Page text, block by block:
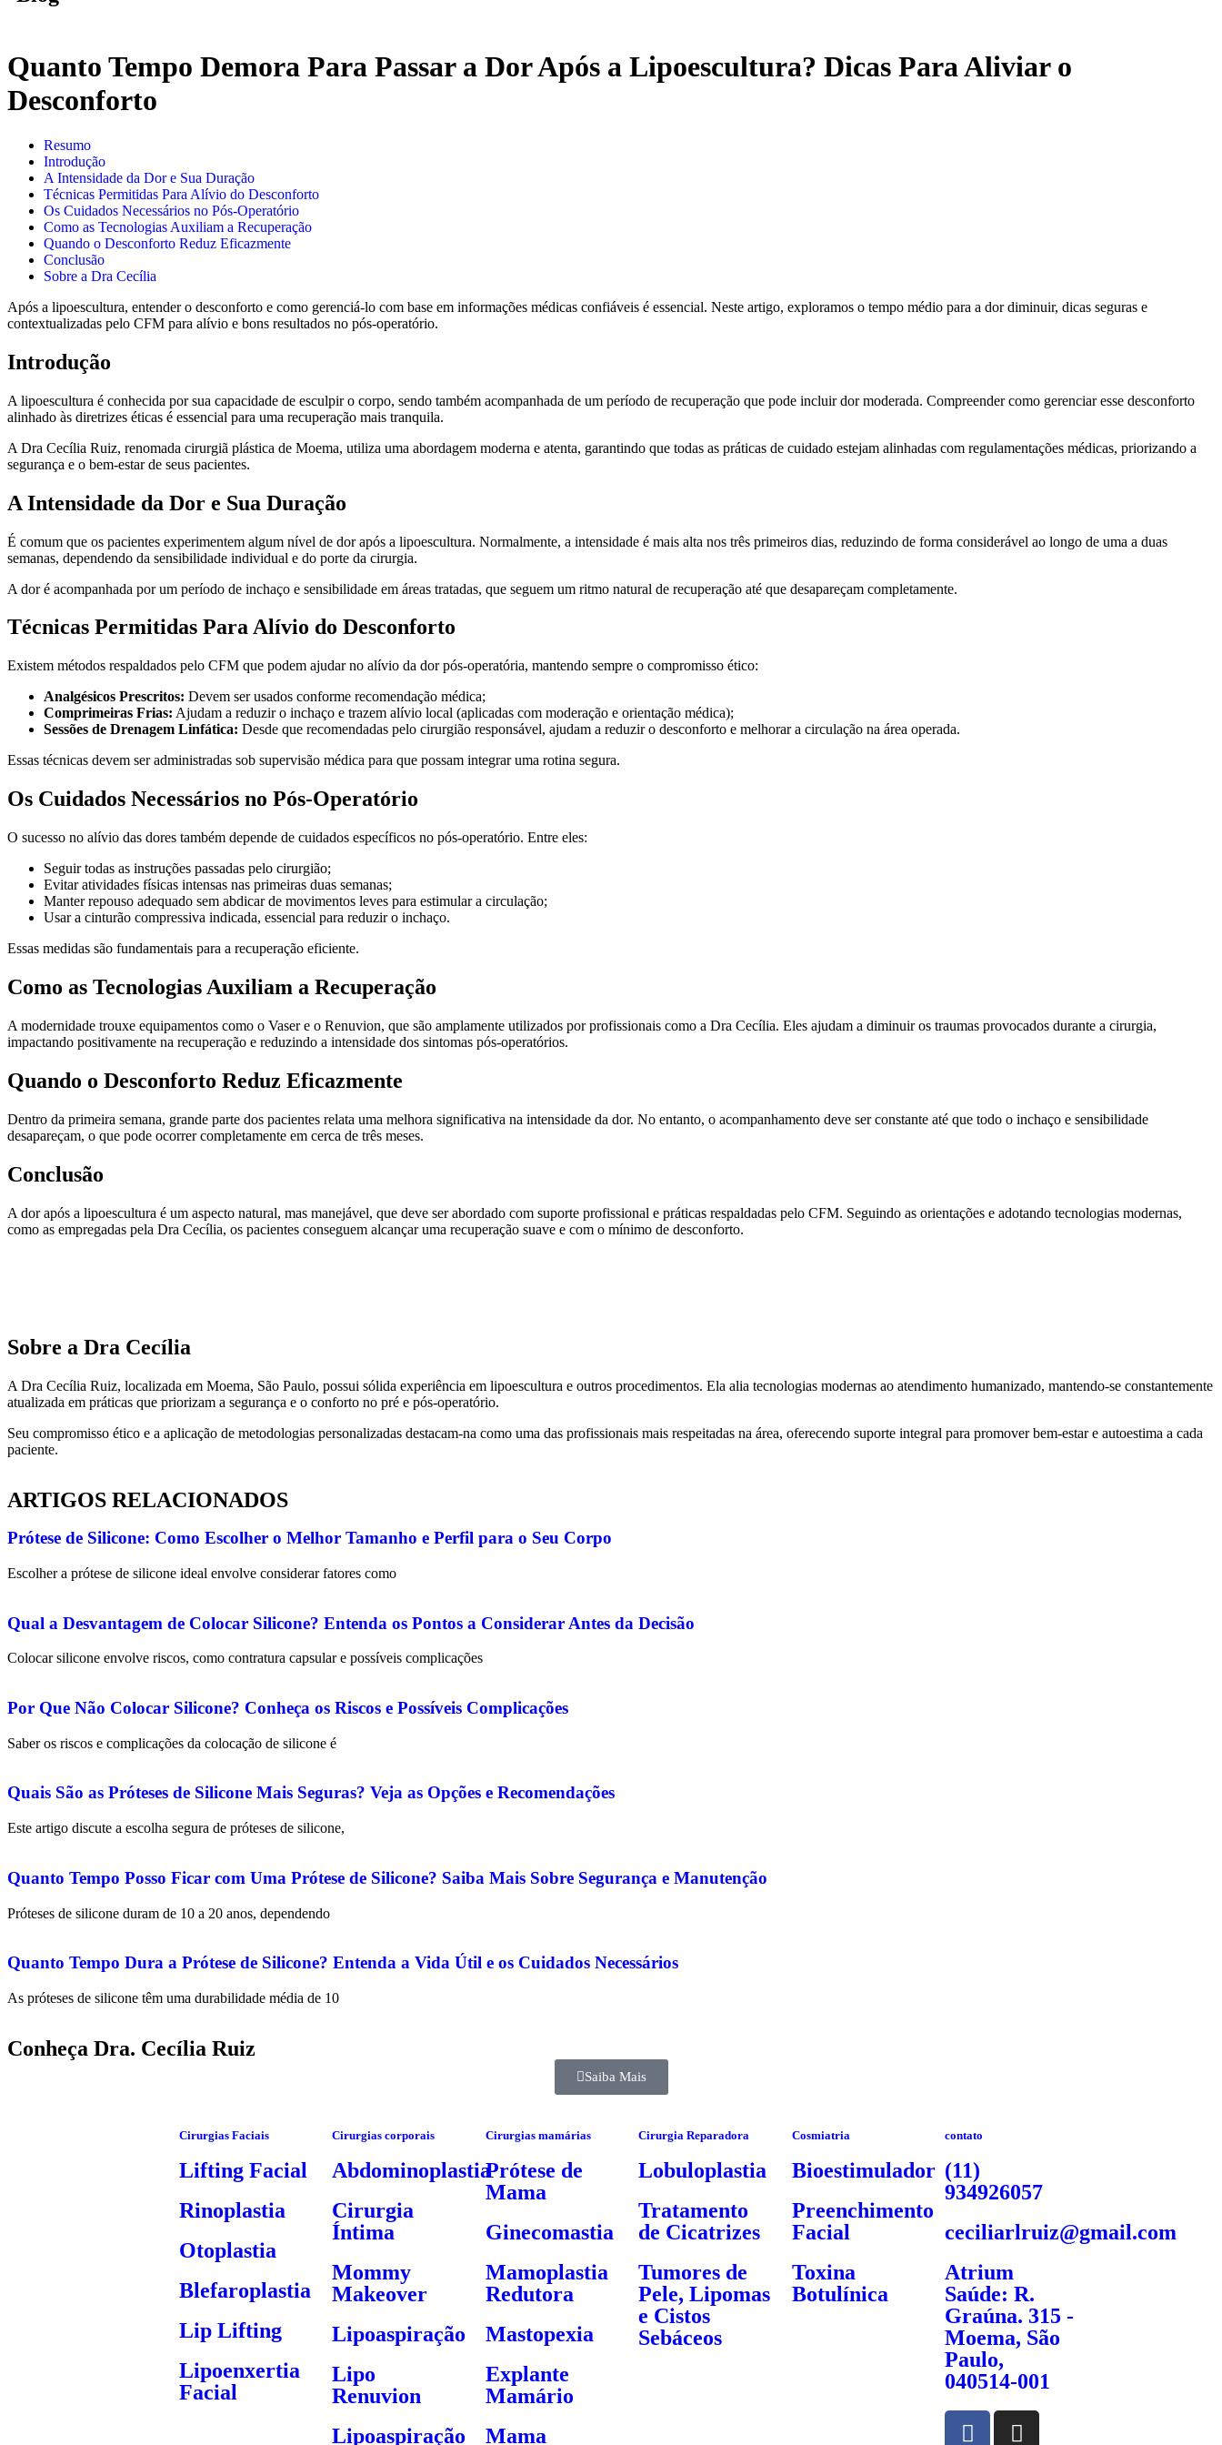
Quanto Tempo Demora Para Passar a Dor Após a Lipoescultura? Dicas Para Aliviar o
Desconforto
Resumo
Introdução
A Intensidade da Dor e Sua Duração
Técnicas Permitidas Para Alívio do Desconforto
Os Cuidados Necessários no Pós-Operatório
Como as Tecnologias Auxiliam a Recuperação
Quando o Desconforto Reduz Eficazmente
Conclusão
Sobre a Dra Cecília
Após a lipoescultura, entender o desconforto e como gerenciá-lo com base em informações médicas confiáveis é essencial. Neste artigo, exploramos o tempo médio para a dor diminuir, dicas seguras e
contextualizadas pelo CFM para alívio e bons resultados no pós-operatório.
Introdução
A lipoescultura é conhecida por sua capacidade de esculpir o corpo, sendo também acompanhada de um período de recuperação que pode incluir dor moderada. Compreender como gerenciar esse desconforto
alinhado às diretrizes éticas é essencial para uma recuperação mais tranquila.
A Dra Cecília Ruiz, renomada cirurgiã plástica de Moema, utiliza uma abordagem moderna e atenta, garantindo que todas as práticas de cuidado estejam alinhadas com regulamentações médicas, priorizando a
segurança e o bem-estar de seus pacientes.
A Intensidade da Dor e Sua Duração
É comum que os pacientes experimentem algum nível de dor após a lipoescultura. Normalmente, a intensidade é mais alta nos três primeiros dias, reduzindo de forma considerável ao longo de uma a duas
semanas, dependendo da sensibilidade individual e do porte da cirurgia.
A dor é acompanhada por um período de inchaço e sensibilidade em áreas tratadas, que seguem um ritmo natural de recuperação até que desapareçam completamente.
Técnicas Permitidas Para Alívio do Desconforto
Existem métodos respaldados pelo CFM que podem ajudar no alívio da dor pós-operatória, mantendo sempre o compromisso ético:
Analgésicos Prescritos: Devem ser usados conforme recomendação médica;
Comprimeiras Frias: Ajudam a reduzir o inchaço e trazem alívio local (aplicadas com moderação e orientação médica);
Sessões de Drenagem Linfática: Desde que recomendadas pelo cirurgião responsável, ajudam a reduzir o desconforto e melhorar a circulação na área operada.
Essas técnicas devem ser administradas sob supervisão médica para que possam integrar uma rotina segura.
Os Cuidados Necessários no Pós-Operatório
O sucesso no alívio das dores também depende de cuidados específicos no pós-operatório. Entre eles:
Seguir todas as instruções passadas pelo cirurgião;
Evitar atividades físicas intensas nas primeiras duas semanas;
Manter repouso adequado sem abdicar de movimentos leves para estimular a circulação;
Usar a cinturão compressiva indicada, essencial para reduzir o inchaço.
Essas medidas são fundamentais para a recuperação eficiente.
Como as Tecnologias Auxiliam a Recuperação
A modernidade trouxe equipamentos como o Vaser e o Renuvion, que são amplamente utilizados por profissionais como a Dra Cecília. Eles ajudam a diminuir os traumas provocados durante a cirurgia,
impactando positivamente na recuperação e reduzindo a intensidade dos sintomas pós-operatórios.
Quando o Desconforto Reduz Eficazmente
Dentro da primeira semana, grande parte dos pacientes relata uma melhora significativa na intensidade da dor. No entanto, o acompanhamento deve ser constante até que todo o inchaço e sensibilidade
desapareçam, o que pode ocorrer completamente em cerca de três meses.
Conclusão
A dor após a lipoescultura é um aspecto natural, mas manejável, que deve ser abordado com suporte profissional e práticas respaldadas pelo CFM. Seguindo as orientações e adotando tecnologias modernas,
como as empregadas pela Dra Cecília, os pacientes conseguem alcançar uma recuperação suave e com o mínimo de desconforto.
Sobre a Dra Cecília
A Dra Cecília Ruiz, localizada em Moema, São Paulo, possui sólida experiência em lipoescultura e outros procedimentos. Ela alia tecnologias modernas ao atendimento humanizado, mantendo-se constantemente
atualizada em práticas que priorizam a segurança e o conforto no pré e pós-operatório.
Seu compromisso ético e a aplicação de metodologias personalizadas destacam-na como uma das profissionais mais respeitadas na área, oferecendo suporte integral para promover bem-estar e autoestima a cada
paciente.
ARTIGOS RELACIONADOS
Prótese de Silicone: Como Escolher o Melhor Tamanho e Perfil para o Seu Corpo
Escolher a prótese de silicone ideal envolve considerar fatores como
Qual a Desvantagem de Colocar Silicone? Entenda os Pontos a Considerar Antes da Decisão
Colocar silicone envolve riscos, como contratura capsular e possíveis complicações
Por Que Não Colocar Silicone? Conheça os Riscos e Possíveis Complicações
Saber os riscos e complicações da colocação de silicone é
Quais São as Próteses de Silicone Mais Seguras? Veja as Opções e Recomendações
Este artigo discute a escolha segura de próteses de silicone,
Quanto Tempo Posso Ficar com Uma Prótese de Silicone? Saiba Mais Sobre Segurança e Manutenção
Próteses de silicone duram de 10 a 20 anos, dependendo
Quanto Tempo Dura a Prótese de Silicone? Entenda a Vida Útil e os Cuidados Necessários
As próteses de silicone têm uma durabilidade média de 10
Conheça Dra. Cecília Ruiz
Saiba Mais
Cirurgias Faciais
Lifting Facial
Rinoplastia
Otoplastia
Blefaroplastia
Lip Lifting
Lipoenxertia
Facial
Cirurgias corporais
Abdominoplastia
Cirurgia
Íntima
Mommy
Makeover
Lipoaspiração
Lipo
Renuvion
Lipoaspiração
Cirurgias mamárias
Prótese de
Mama
Ginecomastia
Mamoplastia
Redutora
Mastopexia
Explante
Mamário
Mama
Cirurgia Reparadora
Lobuloplastia
Tratamento
de Cicatrizes
Tumores de
Pele, Lipomas
e Cistos
Sebáceos
Cosmiatria
Bioestimulador
Preenchimento
Facial
Toxina
Botulínica
contato
(11)
934926057
ceciliarlruiz@gmail.com
Atrium
Saúde: R.
Graúna. 315 -
Moema, São
Paulo,
040514-001